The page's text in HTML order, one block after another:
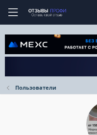
Пользователи